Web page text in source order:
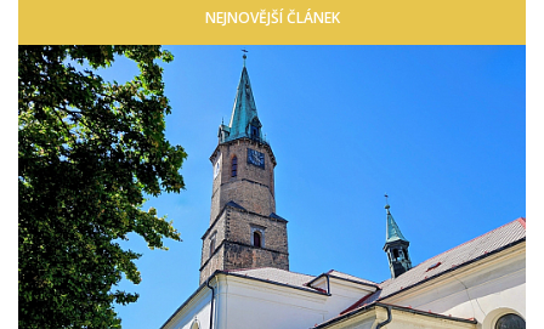
NEJNOVĚJŠÍ ČLÁNEK